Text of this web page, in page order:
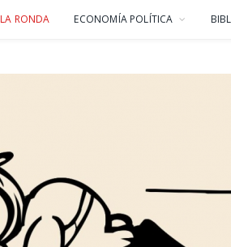
LA RONDA ECONOMÍA POLÍTICA